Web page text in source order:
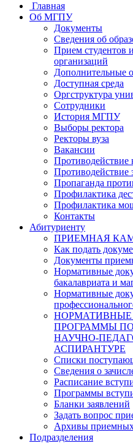
Главная
Об МГПУ
Документы
Сведения об
Прием студентов
организаций
Дополнительные
Доступная среда
Оргструктура
Сотрудники
История МГПУ
Выборы ректора
Ректоры вуза
Вакансии
Противодействие
Противодействие
Пропаганда
Профилактика
Профилактика
Контакты
Абитуриенту
ПРИЕМНАЯ
Как подать
Документы
Нормативные
бакалавриата и
Нормативные
ПРОГРАММЫ
НАУЧНО-
АСПИРАНТУРЕ
Списки
Сведения о
Расписание
Программы
Бланки заявлений
Задать вопрос
Архивы
Подразделения